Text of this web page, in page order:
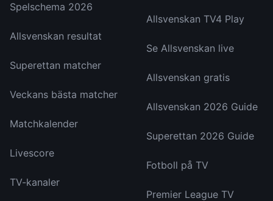
Spelschema 2026
Allsvenskan resultat
Superettan matcher
Veckans bästa matcher
Matchkalender
Livescore
TV-kanaler
Allsvenskan TV4 Play
Se Allsvenskan live
Allsvenskan gratis
Allsvenskan 2026 Guide
Superettan 2026 Guide
Fotboll på TV
Premier League TV